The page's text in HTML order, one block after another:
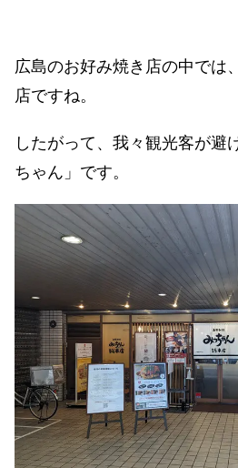
広島のお好み焼き店の中では
店ですね。
したがって、我々観光客が避
ちゃん」です。